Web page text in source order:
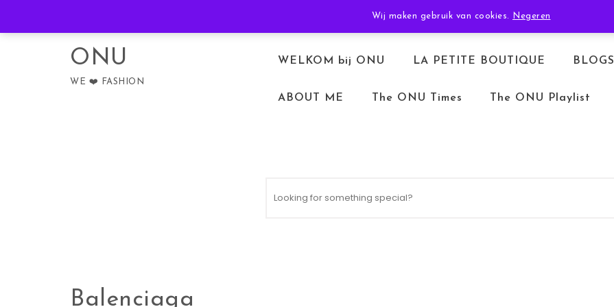
Wij maken gebruik van cookies. Negeren
TERUGBETALEN & RETOURNEREN ALGEMENE VOORWAARDEN
ONU
WE ❤️ FASHION
WELKOM bij ONU LA PETITE BOUTIQUE BLOGS
ABOUT ME The ONU Times The ONU Playlist
Balenciaga